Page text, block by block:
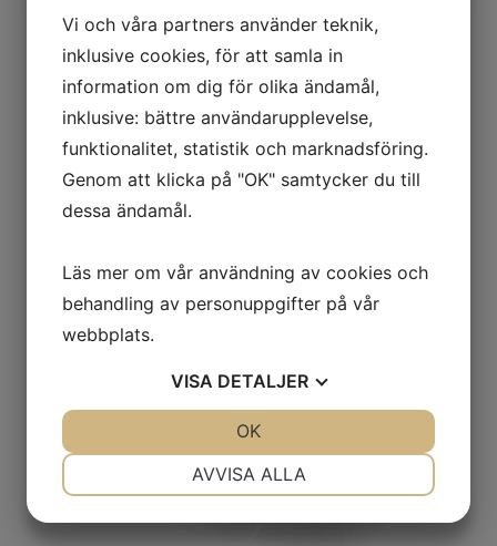
Med 20-års erfarenhet levererar vi
utrustning & tjänster av god kvalité med en
hög servicenivå och ett personligt
bemötande.
Välkommen
Vi och våra partners använder teknik,
inklusive cookies, för att samla in
information om dig för olika ändamål,
inklusive: bättre användarupplevelse,
funktionalitet, statistik och marknadsföring.
Genom att klicka på "OK" samtycker du till
dessa ändamål.
Läs mer om vår användning av cookies och
behandling av personuppgifter på vår
webbplats.
VISA DETALJER
AVVISA ALLA
OK